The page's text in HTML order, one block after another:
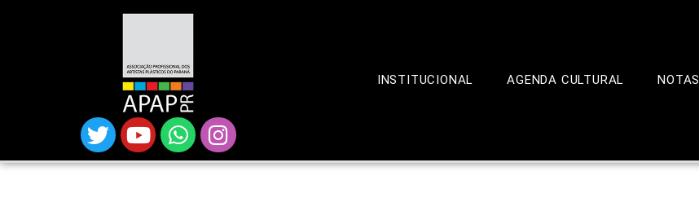
INSTITUCIONAL AGENDA CULTURAL NOTAS